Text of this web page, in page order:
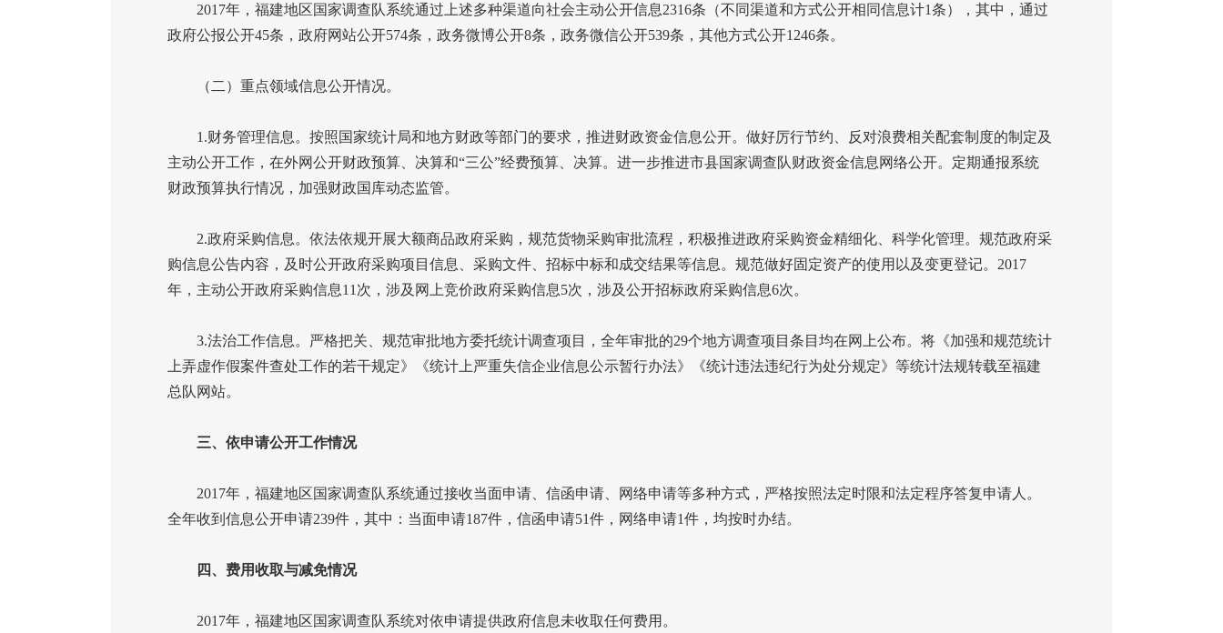
2017年，福建地区国家调查队系统通过上述多种渠道向社会主动公开信息2316条（不同渠道和方式公开相同信息计1条），其中，通过
政府公报公开45条，政府网站公开574条，政务微博公开8条，政务微信公开539条，其他方式公开1246条。
（二）重点领域信息公开情况。
1.财务管理信息。按照国家统计局和地方财政等部门的要求，推进财政资金信息公开。做好厉行节约、反对浪费相关配套制度的制定及
主动公开工作，在外网公开财政预算、决算和“三公”经费预算、决算。进一步推进市县国家调查队财政资金信息网络公开。定期通报系统
财政预算执行情况，加强财政国库动态监管。
2.政府采购信息。依法依规开展大额商品政府采购，规范货物采购审批流程，积极推进政府采购资金精细化、科学化管理。规范政府采
购信息公告内容，及时公开政府采购项目信息、采购文件、招标中标和成交结果等信息。规范做好固定资产的使用以及变更登记。 2017
年，主动公开政府采购信息11 次，涉及网上竞价政府采购信息5次，涉及公开招标政府采购信息6次。
3.法治工作信息。严格把关、规范审批地方委托统计调查项目，全年审批的29个地方调查项目条目均在网上公布。将《加强和规范统计
上弄虚作假案件查处工作的若干规定》《统计上严重失信企业信息公示暂行办法》《统计违法违纪行为处分规定》等统计法规转载至福建
总队网站。
三、依申请公开工作情况
2017年，福建地区国家调查队系统通过接收当面申请、信函申请、网络申请等多种方式，严格按照法定时限和法定程序答复申请人。
全年收到信息公开申请239件，其中：当面申请187件，信函申请51件，网络申请1件，均按时办结。
四、费用收取与减免情况
2017年，福建地区国家调查队系统对依申请提供政府信息未收取任何费用。